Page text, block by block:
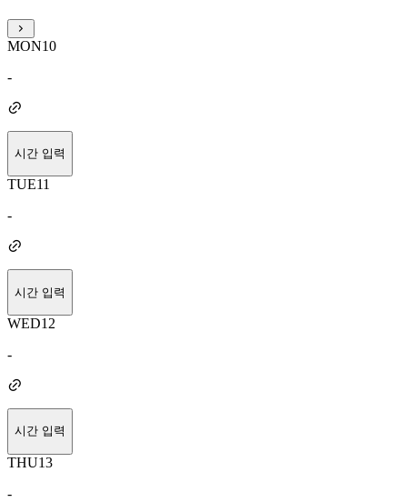
MON10
-
시간 입력
TUE11
-
시간 입력
WED12
-
시간 입력
THU13
-